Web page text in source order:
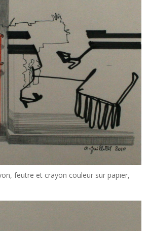
feutre et crayon couleur sur papier,